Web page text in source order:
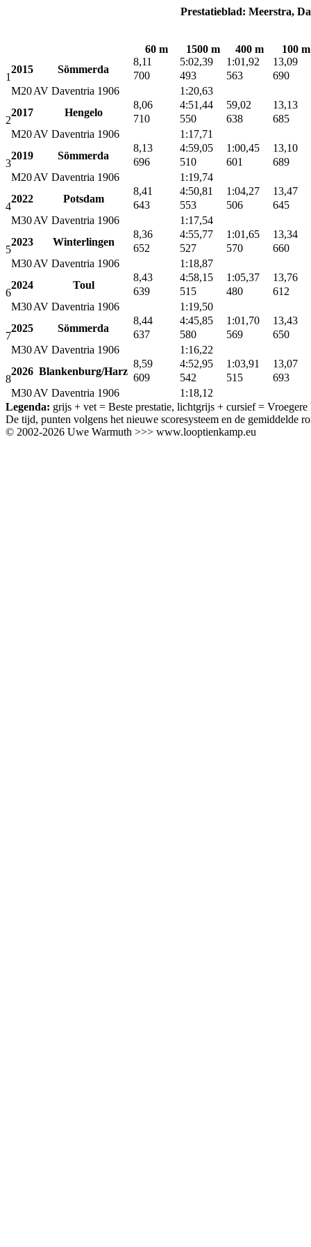
Prestatieblad: Meerstra,
60 m 1500 m 400 m 100 m
1
2015 Sömmerda
8,11 5:02,39 1:01,92
13,09
700
493 563
690
M20AV Daventria 1906 1:20,63
2
2017 Hengelo
8,06 4:51,44 59,02
13,13
710
550 638
685
M20AV Daventria 1906 1:17,71
3
2019 Sömmerda
8,13 4:59,05 1:00,45
13,10
696
510 601
689
M20AV Daventria 1906 1:19,74
4
2022 Potsdam
8,41 4:50,81 1:04,27
13,47
643
553 506
645
M30AV Daventria 1906 1:17,54
5
2023 Winterlingen
8,36 4:55,77 1:01,65
13,34
652
527 570
660
M30AV Daventria 1906 1:18,87
6
2024 Toul
8,43 4:58,15 1:05,37
13,76
639
515 480
612
M30AV Daventria 1906 1:19,50
7
2025 Sömmerda
8,44 4:45,85 1:01,70
13,43
637
580 569
650
M30AV Daventria 1906 1:16,22
8
2026 Blankenburg/Harz
8,59 4:52,95 1:03,91
13,07
609
542 515
693
M30AV Daventria 1906
1:18,12
Legenda: grijs + vet = Beste prestatie, lichtgrijs + cursief= Vroegere
De tijd, punten volgens het nieuwe scoresysteem en de gemiddelde
© 2002-2026 Uwe Warmuth >>> www.looptienkamp.eu